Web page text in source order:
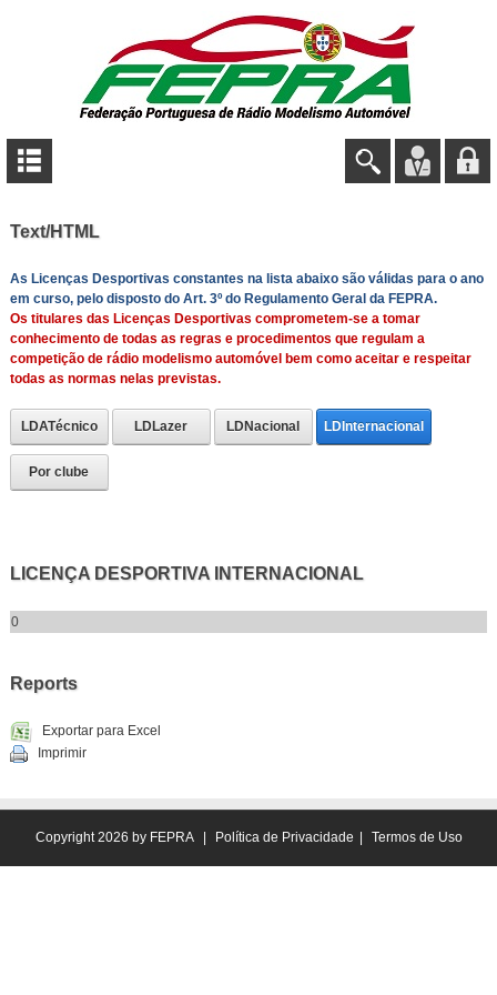
Text/HTML
As Licenças Desportivas constantes na lista abaixo são válidas para o ano
em curso, pelo disposto do Art. 3º do Regulamento Geral da FEPRA.
Os titulares das Licenças Desportivas comprometem-se a tomar
conhecimento de todas as regras e procedimentos que regulam a
competição de rádio modelismo automóvel bem como aceitar e respeitar
todas as normas nelas previstas.
LDATécnico LDLazer LDNacional LDInternacional
Por clube
LICENÇA DESPORTIVA INTERNACIONAL
0
Reports
Exportar para Excel
Imprimir
Copyright 2026 by FEPRA Política de Privacidade Termos de Uso